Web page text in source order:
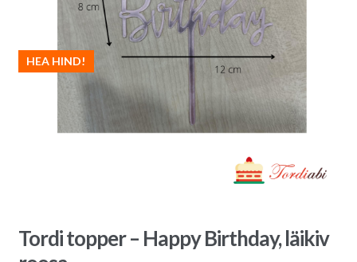
HEA HIND!
Tordi topper – Happy Birthday, läikiv